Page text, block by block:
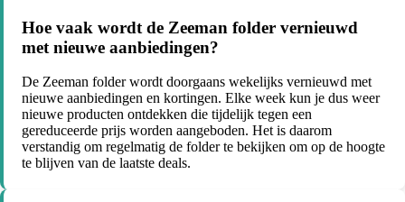
Hoe vaak wordt de Zeeman folder vernieuwd
met nieuwe aanbiedingen?
De Zeeman folder wordt doorgaans wekelijks vernieuwd met
nieuwe aanbiedingen en kortingen. Elke week kun je dus weer
nieuwe producten ontdekken die tijdelijk tegen een
gereduceerde prijs worden aangeboden. Het is daarom
verstandig om regelmatig de folder te bekijken om op de hoogte
te blijven van de laatste deals.